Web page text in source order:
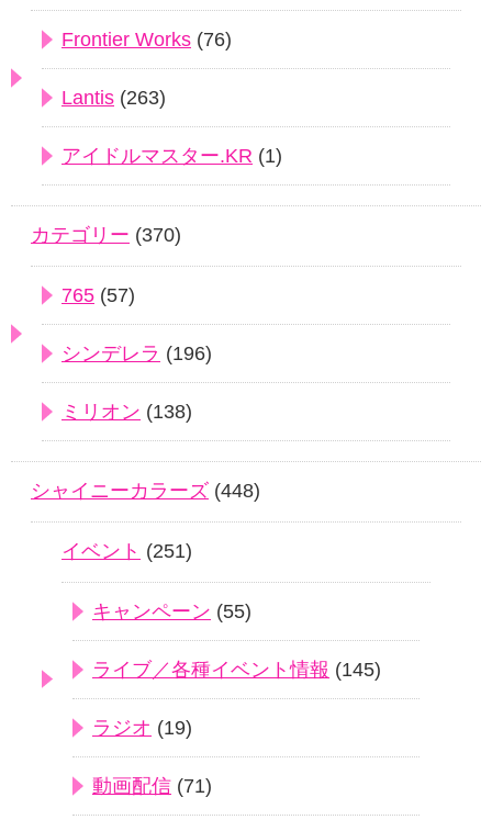
Frontier Works (76)
Lantis (263)
アイドルマスター.KR (1)
カテゴリー (370)
765 (57)
シンデレラ (196)
ミリオン (138)
シャイニーカラーズ (448)
イベント (251)
キャンペーン (55)
ライブ／各種イベント情報 (145)
ラジオ (19)
動画配信 (71)